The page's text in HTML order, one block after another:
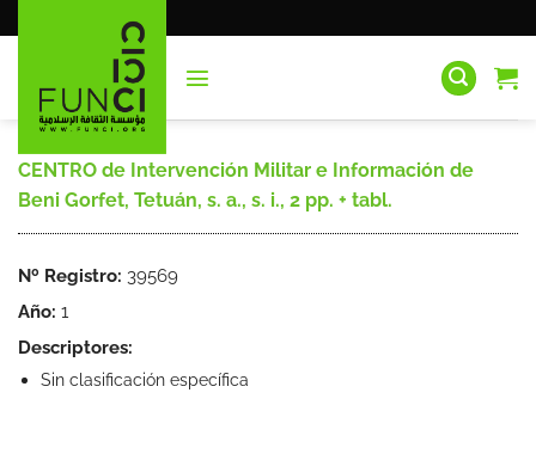
al
CENTRO de Intervención Militar e Información de
Beni Gorfet, Tetuán, s. a., s. i., 2 pp. + tabl.
Nº Registro: 39569
Año: 1
Descriptores:
Sin clasificación específica